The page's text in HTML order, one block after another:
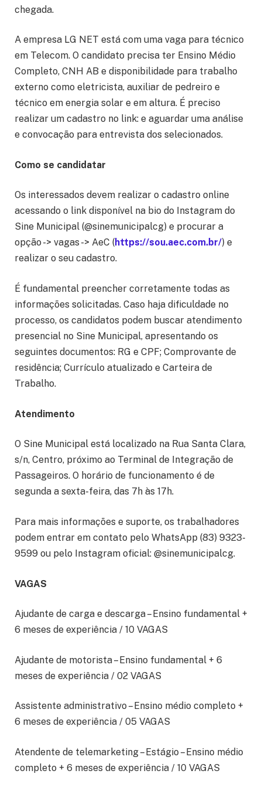
chegada.
A empresa LG NET está com uma vaga para técnico
em Telecom. O candidato precisa ter Ensino Médio
Completo, CNH AB e disponibilidade para trabalho
externo como eletricista, auxiliar de pedreiro e
técnico em energia solar e em altura. É preciso
realizar um cadastro no link: e aguardar uma análise
e convocação para entrevista dos selecionados.
Como se candidatar
Os interessados devem realizar o cadastro online
acessando o link disponível na bio do Instagram do
Sine Municipal (@sinemunicipalcg) e procurar a
opção -> vagas -> AeC (https://sou.aec.com.br/) e
realizar o seu cadastro.
É fundamental preencher corretamente todas as
informações solicitadas. Caso haja dificuldade no
processo, os candidatos podem buscar atendimento
presencial no Sine Municipal, apresentando os
seguintes documentos: RG e CPF; Comprovante de
residência; Currículo atualizado e Carteira de
Trabalho.
Atendimento
O Sine Municipal está localizado na Rua Santa Clara,
s/n, Centro, próximo ao Terminal de Integração de
Passageiros. O horário de funcionamento é de
segunda a sexta-feira, das 7h às 17h.
Para mais informações e suporte, os trabalhadores
podem entrar em contato pelo WhatsApp (83) 9323-
9599 ou pelo Instagram oficial: @sinemunicipalcg.
VAGAS
Ajudante de carga e descarga – Ensino fundamental +
6 meses de experiência / 10 VAGAS
Ajudante de motorista – Ensino fundamental + 6
meses de experiência / 02 VAGAS
Assistente administrativo – Ensino médio completo +
6 meses de experiência / 05 VAGAS
Atendente de telemarketing – Estágio – Ensino médio
completo + 6 meses de experiência / 10 VAGAS